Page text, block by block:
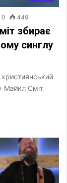
0 449
збирає
синглу
християнський
Майкл Сміт